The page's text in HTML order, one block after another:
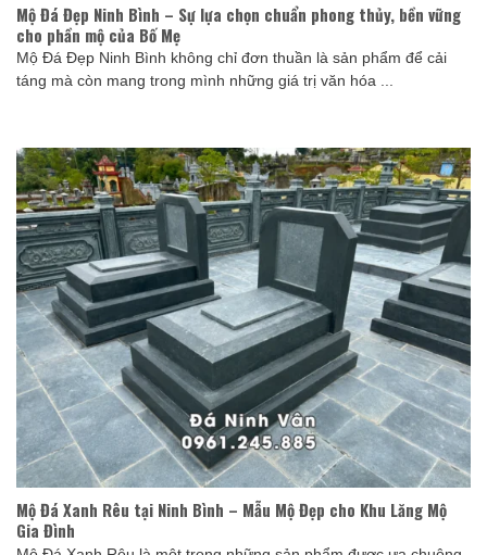
Mộ Đá Đẹp Ninh Bình – Sự lựa chọn chuẩn phong thủy, bền vững
cho phần mộ của Bố Mẹ
Mộ Đá Đẹp Ninh Bình không chỉ đơn thuần là sản phẩm để cải
táng mà còn mang trong mình những giá trị văn hóa ...
Mộ Đá Xanh Rêu tại Ninh Bình – Mẫu Mộ Đẹp cho Khu Lăng Mộ
Gia Đình